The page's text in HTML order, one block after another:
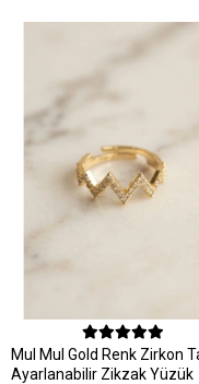
MuI MuI Gold Renk Zirkon
Ayarlanabilir Zikzak Yüzük